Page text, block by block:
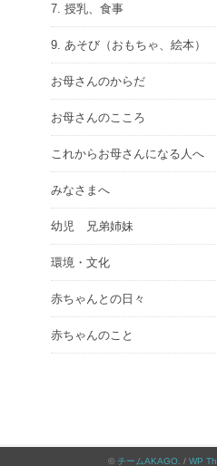
7. 授乳、食事
9. あそび（おもちゃ、絵本）
お母さんのからだ
お母さんのこころ
これからお母さんになる人へ
みなさまへ
幼児 兄弟姉妹
環境・文化
赤ちゃんとの日々
赤ちゃんのこと
© チームAKAGO . / WP